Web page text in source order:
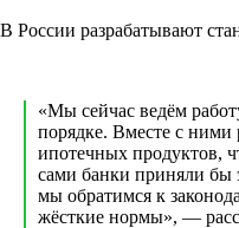
В России разрабатывают
«Мы сейчас ведём
порядке. Вместе с ними
ипотечных продуктов,
сами банки приняли бы
мы обратимся к
жёсткие нормы», —